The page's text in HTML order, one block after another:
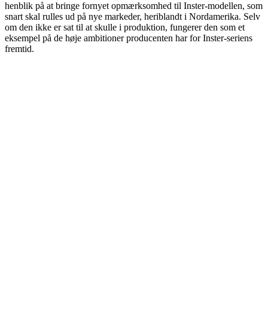
henblik på at bringe fornyet opmærksomhed til Inster-modellen, som
snart skal rulles ud på nye markeder, heriblandt i Nordamerika. Selv
om den ikke er sat til at skulle i produktion, fungerer den som et
eksempel på de høje ambitioner producenten har for Inster-seriens
fremtid.